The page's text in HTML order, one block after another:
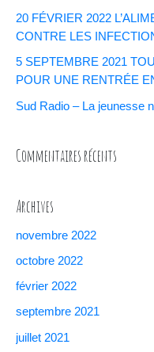
20 FÉVRIER 2022
CONTRE LES
5 SEPTEMBRE 2021
POUR UNE RENTRÉE
Sud Radio – La jeunesse
Commentaires récents
Archives
novembre 2022
octobre 2022
février 2022
septembre 2021
juillet 2021